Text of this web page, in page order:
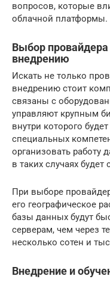
вопросов, которые
облачной платформы.
Выбор провайдера
внедрению
Искать не только
внедрению стоит
связаны с
управляют крупным
внутри которого
специальных
организовать работу
в таких случаях будет
При выборе
его географическое
базы данных будут
серверам, чем через
несколько сотен и
Внедрение и